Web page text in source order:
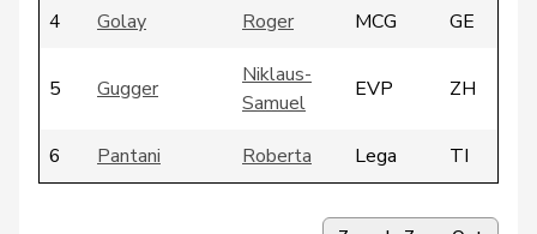
4
Golay Roger MCG GE
5 Gugger
Niklaus-
Samuel
EVP ZH
6 Pantani Roberta Lega
TI